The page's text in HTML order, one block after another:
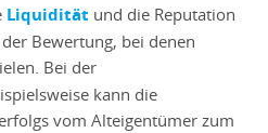
Liquidität und die Reputation
Bewertung, bei denen
Bei der
kann die
vom Alteigentümer zum